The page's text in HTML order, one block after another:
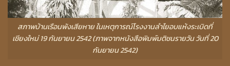
สภาพบ้านเรือนพังเสียหาย ในเหตุการณ์โรงงานลำไยอบแห้งระเบิดที่
เชียงใหม่ 19 กันยายน 2542 (ภาพจากหนังสือพิมพ์มติชนรายวัน วันที่ 20
กันยายน 2542)